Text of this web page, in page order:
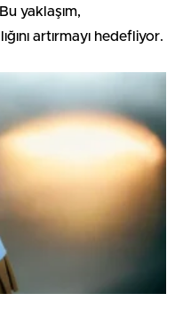
yaklaşım,
artırmayı hedefliyor.